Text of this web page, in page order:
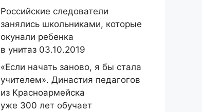
Российские следователи
занялись школьниками, которые
окунали ребенка
в унитаз 03.10.2019
«Если начать заново, я бы стала
учителем». Династия педагогов
из Красноармейска
уже 300 лет обучает